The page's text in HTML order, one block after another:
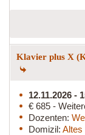
Klavier plus X
12.11.2026 -
€ 685 -
Dozenten:
Domizil: Altes